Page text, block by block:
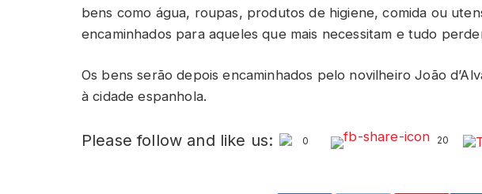
bens como água, roupas, produtos de higiene, comida ou
encaminhados para aqueles que mais necessitam e tudo
Os bens serão depois encaminhados pelo novilheiro João
à cidade espanhola.
Please follow and like us: 0 20